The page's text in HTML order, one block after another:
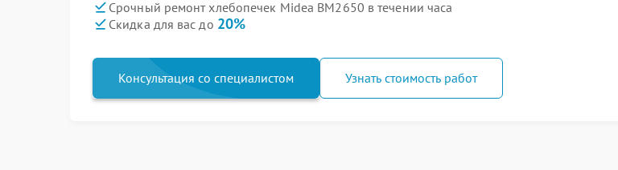
Срочный ремонт хлебопечек Midea BM2650 в течении часа
Скидка для вас до 20%
Консультация со специалистом Узнать стоимость работ